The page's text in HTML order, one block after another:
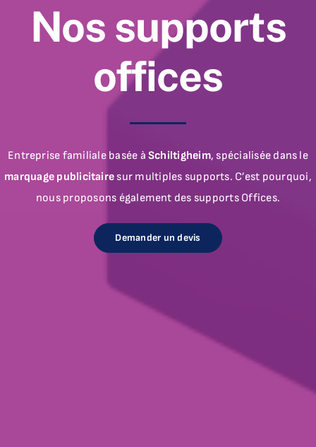
Nos supports
offices
Entreprise familiale basée àSchiltigheim, spécialisée dans le
marquage publicitaire sur multiples supports. C’est pourquoi,
nous proposons également des supports Offices.
Demander un devis